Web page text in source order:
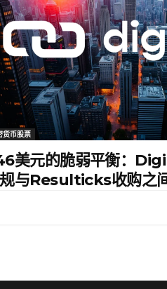
货币股票
美元的脆弱平衡：
与Resulticks收购之